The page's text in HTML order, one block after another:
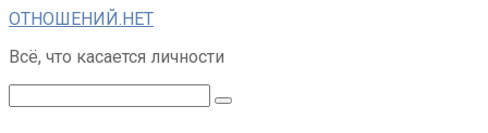
Перейти
контенту
ОТНОШЕНИЙ.НЕТ
Всё, что касается личности